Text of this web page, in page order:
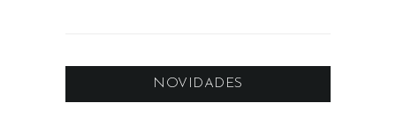
NOVIDADES